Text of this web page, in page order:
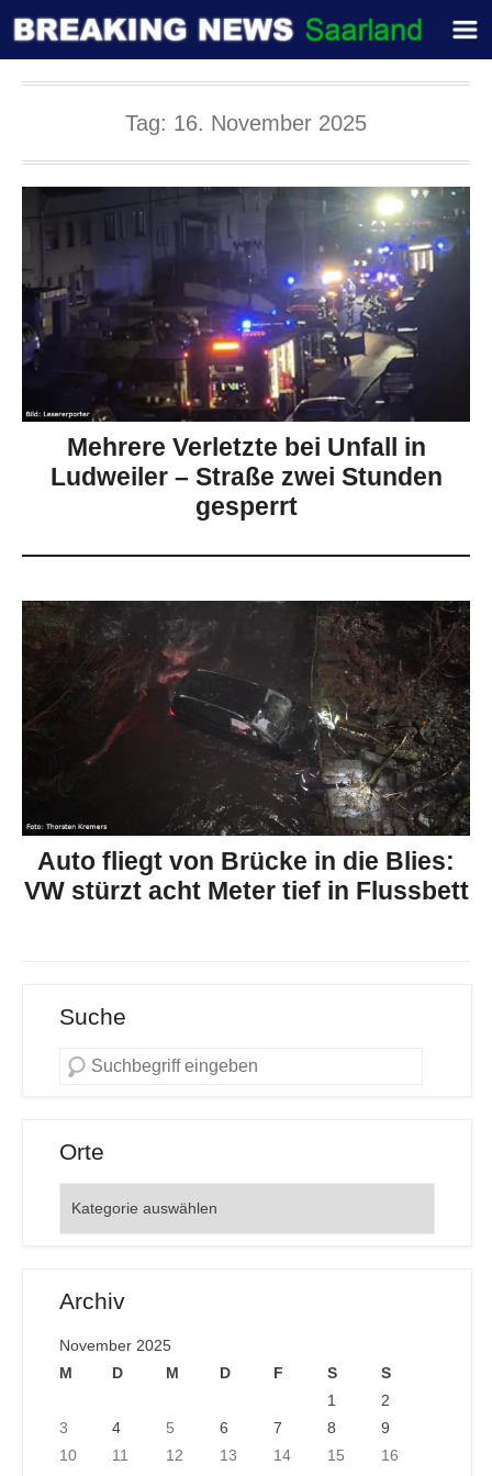
Tag: 16. November 2025
Mehrere Verletzte bei Unfall in
Ludweiler – Straße zwei Stunden
gesperrt
Auto fliegt von Brücke in die Blies:
VW stürzt acht Meter tief in Flussbett
Suche
Orte
Archiv
November 2025
M
D M D F S
S
1
2
3
4 5 6 7 8
9
10
11 12 13 14 15
16